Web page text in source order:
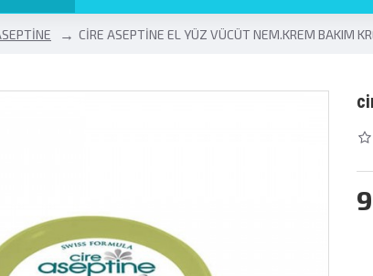
CİRE ASEPTİNE EL YÜZ VÜCÜT NEM.KREM BAKIM